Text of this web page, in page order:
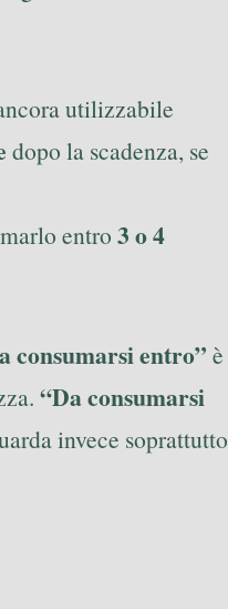
utilizzabile
dopo la scadenza, se
entro 3 o 4
consumarsi entro” è
“Da consumarsi
invece soprattutto